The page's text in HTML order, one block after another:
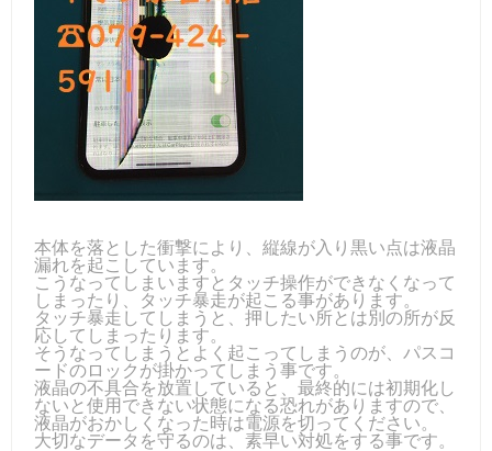
本体を落とした衝撃により、縦線が入り黒い点は液晶
漏れを起こしています。
こうなってしまいますとタッチ操作ができなくなって
しまったり、タッチ暴走が起こる事があります。
タッチ暴走してしまうと、押したい所とは別の所が反
応してしまったります。
そうなってしまうとよく起こってしまうのが、パスコ
ードのロックが掛かってしまう事です。
液晶の不具合を放置していると、最終的には初期化し
ないと使用できない状態になる恐れがありますので、
液晶がおかしくなった時は電源を切ってください。
大切なデータを守るのは、素早い対処をする事です。